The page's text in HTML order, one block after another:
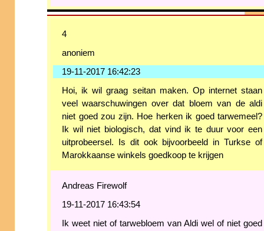
4
anoniem
19-11-2017 16:42:23
Hoi, ik wil graag seitan maken. Op internet staan
veel waarschuwingen over dat bloem van de aldi
niet goed zou zijn. Hoe herken ik goed tarwemeel?
Ik wil niet biologisch, dat vind ik te duur voor een
uitprobeersel. Is dit ook bijvoorbeeld in Turkse of
Marokkaanse winkels goedkoop te krijgen
Andreas Firewolf
19-11-2017 16:43:54
Ik weet niet of tarwebloem van Aldi wel of niet goed